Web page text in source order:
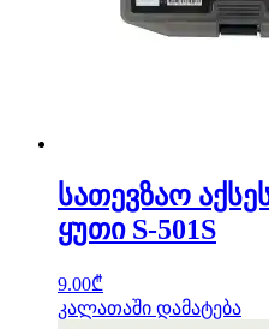
სათევზაო
ყუთი S-501S
9.00₾
კალათაში დამატება